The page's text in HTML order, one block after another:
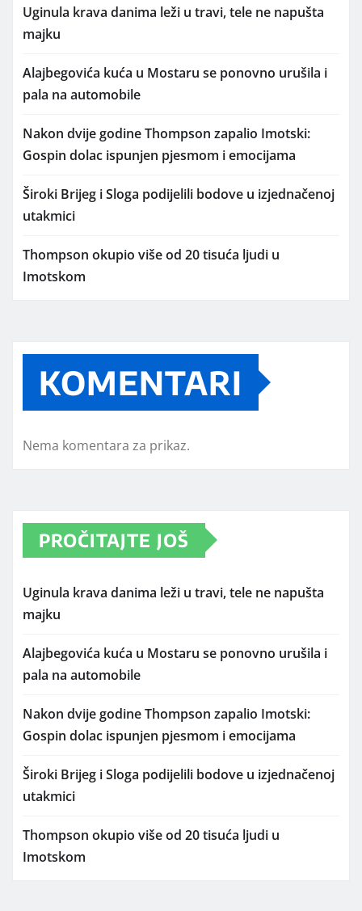
Uginula krava danima leži u travi, tele ne napušta
majku
Alajbegovića kuća u Mostaru se ponovno urušila i
pala na automobile
Nakon dvije godine Thompson zapalio Imotski:
Gospin dolac ispunjen pjesmom i emocijama
Široki Brijeg i Sloga podijelili bodove u izjednačenoj
utakmici
Thompson okupio više od 20 tisuća ljudi u
Imotskom
KOMENTARI
Nema komentara za prikaz.
PROČITAJTE JOŠ
Uginula krava danima leži u travi, tele ne napušta
majku
Alajbegovića kuća u Mostaru se ponovno urušila i
pala na automobile
Nakon dvije godine Thompson zapalio Imotski:
Gospin dolac ispunjen pjesmom i emocijama
Široki Brijeg i Sloga podijelili bodove u izjednačenoj
utakmici
Thompson okupio više od 20 tisuća ljudi u
Imotskom